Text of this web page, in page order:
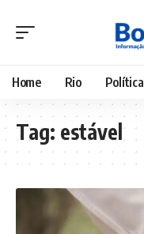
Home Rio Política
Tag: estável